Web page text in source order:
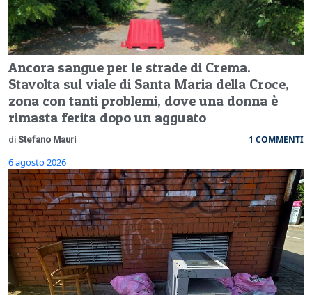
Ancora sangue per le strade di Crema.
Stavolta sul viale di Santa Maria della Croce,
zona con tanti problemi, dove una donna è
rimasta ferita dopo un agguato
di Stefano Mauri 1 COMMENTI
6 agosto 2026